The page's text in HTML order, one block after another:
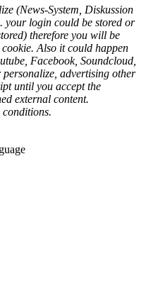
(News-System, Diskussion
your login could be stored or
therefore you will be
Also it could happen
Facebook, Soundcloud,
advertising other
until you accept the
external content.
conditions.